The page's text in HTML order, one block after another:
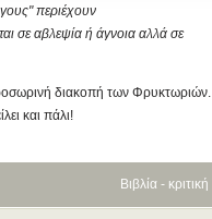
περιέχουν
σε αβλεψία ή άγνοια αλλά σε
διακοπή των Φρυκτωριών.
και πάλι!
Βιβλία - κριτική